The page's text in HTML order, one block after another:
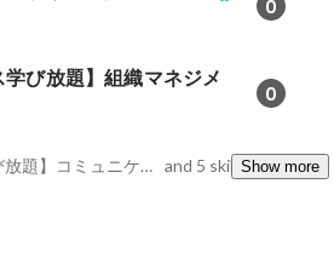
0
学び放題】組織マネジメ
0
【グロービス学び放題】コミュニケーション力・実現する力, Ruby on Rails 5, MySQL and 5 skillsShow more